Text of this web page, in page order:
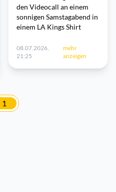
den Videocall an einem
sonnigen Samstagabend in
einem LA Kings Shirt
08.07.2026,
21:25
mehr
anzeigen
1